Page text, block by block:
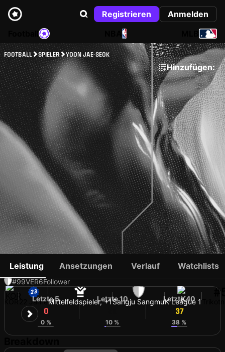
Registrieren
Anmelden
NBA
FOOTBALL SPIELER YOON JAE-SEOK
Hinzufügen:
YOON JAE-SEOK
#99VER6Follower
22 JahreMittelfeldspieler, +1Sangju SangmuK League 1
Leistung Ansetzungen Verlauf Watchlists
Letzte 5
0
0 %
Letzte 10
10 %
Letzte 40
37
38 %